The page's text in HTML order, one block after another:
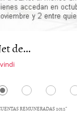
de...
REMUNERADAS 2012”